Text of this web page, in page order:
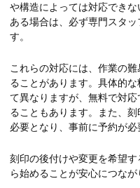
や構造によっては対応でき
ある場合は、必ず専門スタ
す。
これらの対応には、作業の
ることがあります。具体的
て異なりますが、無料で対
ることもあります。また、
必要となり、事前に予約が必
刻印の後付けや変更を希望
ら始めることが安心につなが